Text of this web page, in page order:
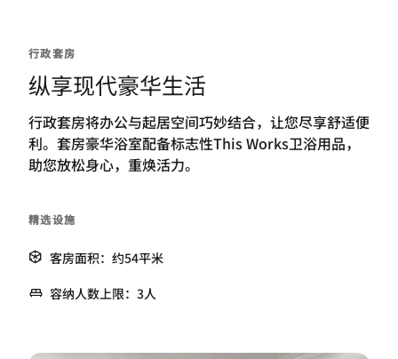
行政套房
纵享现代豪华生活
行政套房将办公与起居空间巧妙结合，让您尽享舒适便
利。套房豪华浴室配备标志性This Works卫浴用品，
助您放松身心，重焕活力。
精选设施
客房面积：约54平米
容纳人数上限：3人